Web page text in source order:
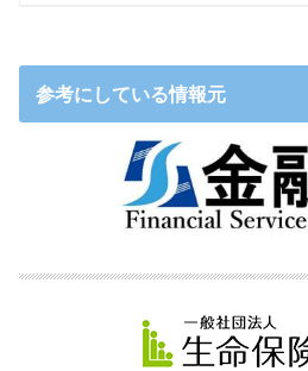
参考にしている情報元